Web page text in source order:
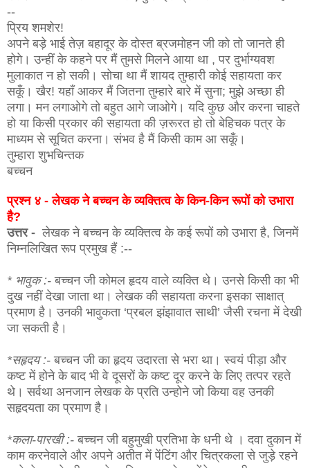
--
प्रिय शमशेर!
अपने बड़े भाई तेज़ बहादूर के दोस्त ब्रजमोहन जी को तो जानते ही
होगे। उन्हीं के कहने पर मैं तुमसे मिलने आया था , पर दुर्भाग्यवश
मुलाकात न हो सकी। सोचा था मैं शायद तुम्हारी कोई सहायता कर
सकूँ। खैर! यहाँ आकर मैं जितना तुम्हारे बारे में सुना; मुझे अच्छा ही
लगा। मन लगाओगे तो बहुत आगे जाओगे। यदि कुछ और करना चाहते
हो या किसी प्रकार की सहायता की ज़रूरत हो तो बेहिचक पत्र के
माध्यम से सूचित करना। संभव है मैं किसी काम आ सकूँ।
तुम्हारा शुभचिन्तक
बच्चन
प्रश्न ४ - लेखक ने बच्चन के व्यक्तित्व के किन-किन रूपों को उभारा
है?
उत्तर - लेखक ने बच्चन के व्यक्तित्व के कई रूपों को उभारा है, जिनमें
निम्नलिखित रूप प्रमुख हैं :--
* भावुक :- बच्चन जी कोमल हृदय वाले व्यक्ति थे। उनसे किसी का भी
दुख नहीं देखा जाता था। लेखक की सहायता करना इसका साक्षात्
प्रमाण है। उनकी भावुकता ‘प्रबल झंझावात साथी’ जैसी रचना में देखी
जा सकती है।
*सहृदय :- बच्चन जी का हृदय उदारता से भरा था। स्वयं पीड़ा और
कष्ट में होने के बाद भी वे दूसरों के कष्ट दूर करने के लिए तत्पर रहते
थे। सर्वथा अनजान लेखक के प्रति उन्होने जो किया वह उनकी
सहृदयता का प्रमाण है।
*कला-पारखी :- बच्चन जी बहुमुखी प्रतिभा के धनी थे । दवा दुकान में
काम करनेवाले और अपने अतीत में पेंटिंग और चित्रकला से जुड़े रहने